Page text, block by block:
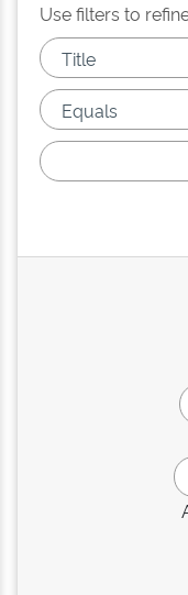
Use filters to